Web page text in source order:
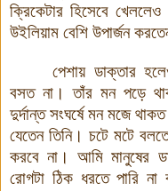
ক্রিকেটার হিসেবে
উইলিয়াম বেশি উপার্জন
পেশায় ডাক্তার
বসত না। তাঁর মন পড়ে
দুর্দান্ত সংঘর্ষে মন মজে
যেতেন তিনি। চটে মটে
করবে না। আমি মানুষের
রোগটা ঠিক ধরতে পারি